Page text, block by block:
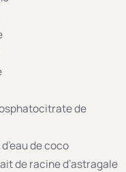
de
de coco
de racine d’astragale